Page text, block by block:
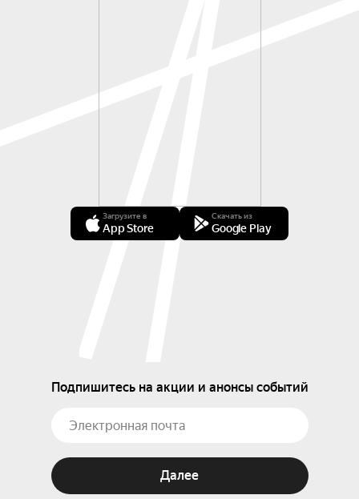
Загрузите в
App Store
Скачать из
Google Play
Подпишитесь на акции и анонсы событий
Далее